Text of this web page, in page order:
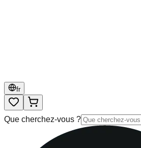
fr
Que cherchez-vous ?